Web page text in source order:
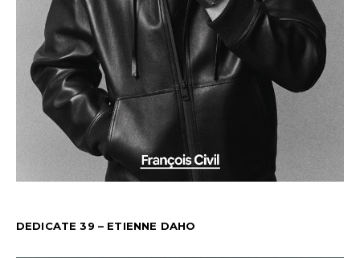
DEDICATE 39 – ETIENNE DAHO